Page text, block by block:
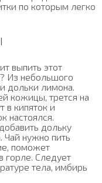
по которым легко
выпить этот
Из небольшого
дольки лимона.
кожицы, трется на
в кипяток и
настоялся.
дольку
Чай нужно пить
поможет
горле. Следует
тела, имбирь